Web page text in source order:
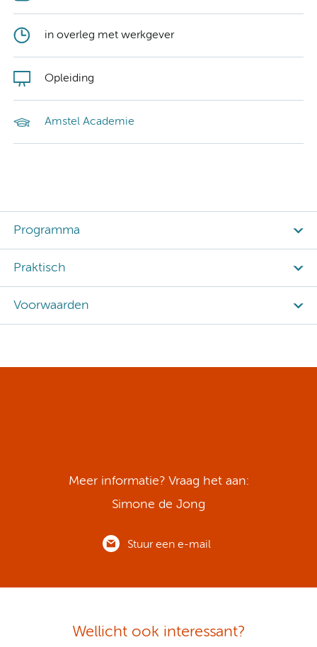
in overleg met werkgever
Opleiding
Amstel Academie
Programma
Praktisch
Voorwaarden
Meer informatie? Vraag het aan:
Simone de Jong
Stuur een e-mail
Wellicht ook interessant?